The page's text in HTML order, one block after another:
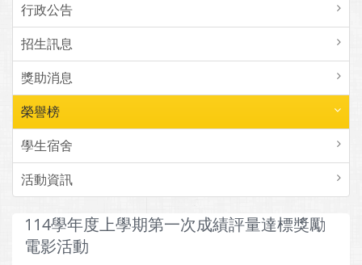
行政公告
招生訊息
獎助消息
榮譽榜
學生宿舍
活動資訊
114學年度上學期第一次成績評量達標獎勵
電影活動